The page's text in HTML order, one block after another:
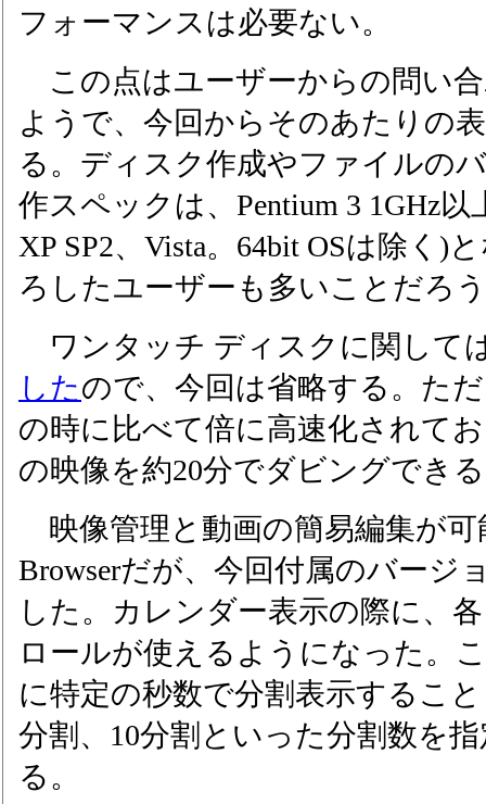
フォーマンスは必要ない。
この点はユーザーからの問い
ようで、今回からそのあたりの
る。ディスク作成やファイルの
作スペックは、Pentium 3 1GHz以
XP SP2、Vista。64bit OSは除く)
ろしたユーザーも多いことだろ
ワンタッチ ディスクに関して
したので、今回は省略する。た
の時に比べて倍に高速化されて
の映像を約20分でダビングでき
映像管理と動画の簡易編集が可
Browserだが、今回付属のバージ
した。カレンダー表示の際に、
ロールが使えるようになった。
に特定の秒数で分割表示するこ
分割、10分割といった分割数を
る。